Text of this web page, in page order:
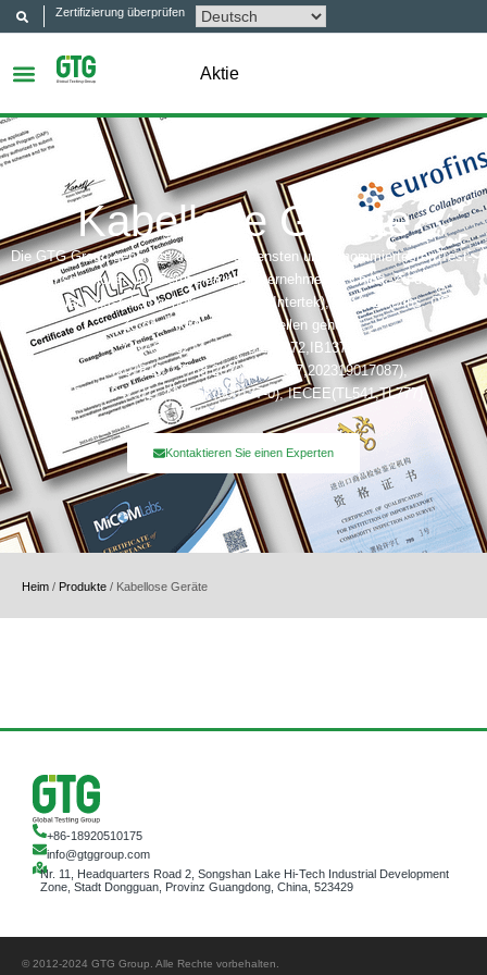
Zertifizierung überprüfen
Aktie
Kabellose Geräte
Die GTG Group gehört zu den angesehensten und renommiertesten Test-,
Inspektions- und Zertifizierungsunternehmen in China. Zu den
Zertifizierungsstellen gehören: UL, ITS (Intertek), TÜV, Eurofins, CQC,
Zu den Akkreditierungsstellen gehören:
CNAS(L6214,L13753,L18872,IB1376),
CMA(201819013768,202019014977,202319017087),
A2LA(6947.01), NVLAP(600177-0), IECEE(TL541,TL777)
Kontaktieren Sie einen Experten
Heim / Produkte / Kabellose Geräte
+86-18920510175
info@gtggroup.com
Nr. 11, Headquarters Road 2, Songshan Lake Hi-Tech Industrial Development
Zone, Stadt Dongguan, Provinz Guangdong, China, 523429
© 2012-2024 GTG Group. Alle Rechte vorbehalten.